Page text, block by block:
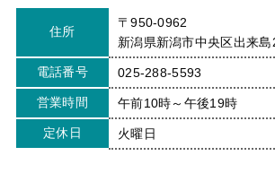
住所
〒950-0962
新潟県新潟市中央区出来
電話番号 025-288-5593
営業時間 午前10時～午後19時
定休日 火曜日